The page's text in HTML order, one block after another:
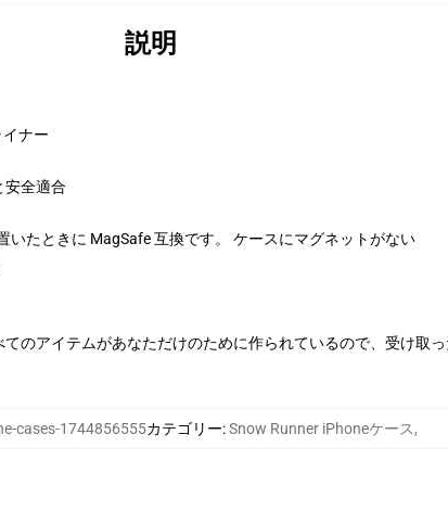
説明
ナー
安全適合
たときに MagSafe 互換です。 ケースにマグネットがない
のアイテムがあなただけのために作られているので、受け取
cases-1744856555カテゴリー:Snow Runner iPhoneケース,